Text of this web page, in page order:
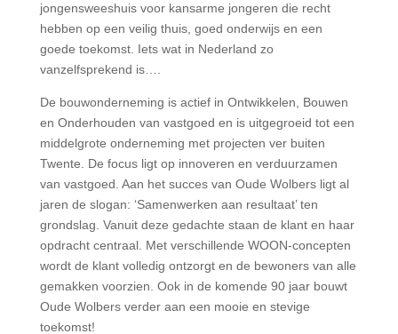
jongensweeshuis voor kansarme jongeren die recht
hebben op een veilig thuis, goed onderwijs en een
goede toekomst. Iets wat in Nederland zo
vanzelfsprekend is….
De bouwonderneming is actief in Ontwikkelen, Bouwen
en Onderhouden van vastgoed en is uitgegroeid tot een
middelgrote onderneming met projecten ver buiten
Twente. De focus ligt op innoveren en verduurzamen
van vastgoed. Aan het succes van Oude Wolbers ligt al
jaren de slogan: ‘Samenwerken aan resultaat’ ten
grondslag. Vanuit deze gedachte staan de klant en haar
opdracht centraal. Met verschillende WOON-concepten
wordt de klant volledig ontzorgt en de bewoners van alle
gemakken voorzien. Ook in de komende 90 jaar bouwt
Oude Wolbers verder aan een mooie en stevige
toekomst!